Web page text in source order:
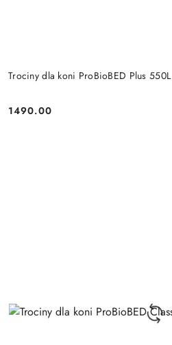
Trociny dla koni ProBioBED Plus 550L
Cena:
1490.00